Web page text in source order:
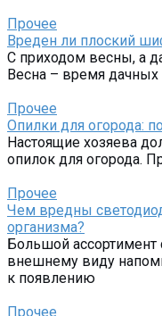
Прочее
Вреден ли плоский
С приходом весны, а
Весна – время дачных
Прочее
Опилки для огорода:
Настоящие хозяева
опилок для огорода.
Прочее
Чем вредны
организма?
Большой
внешнему виду
к появлению
Прочее